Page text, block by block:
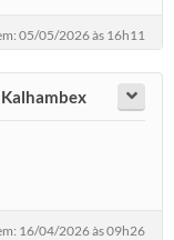
05/05/2026 às 16h11
16/04/2026 às 09h26